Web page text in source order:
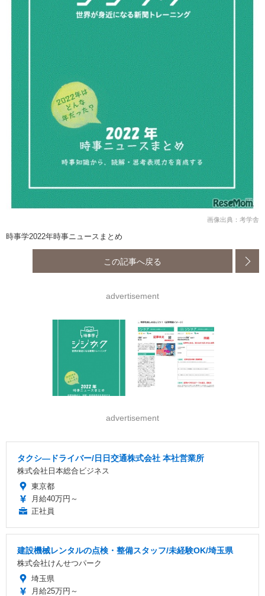
画像出典：考学舎
時事学2022年時事ニュースまとめ
この記事へ戻る
advertisement
advertisement
タクシ―ドライバー/日日交通株式会社 本社営業所
株式会社日本総合ビジネス
東京都
月給40万円～
正社員
建設機械レンタルの点検・整備スタッフ/未経験OK/埼玉県
株式会社けんせつパーク
埼玉県
月給25万円～